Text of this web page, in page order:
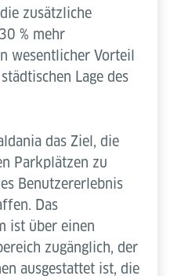
zusätzliche
% mehr
wesentlicher Vorteil
Lage des
das Ziel, die
Parkplätzen zu
Benutzererlebnis
Das
ist über einen
zugänglich, der
ausgestattet ist, die